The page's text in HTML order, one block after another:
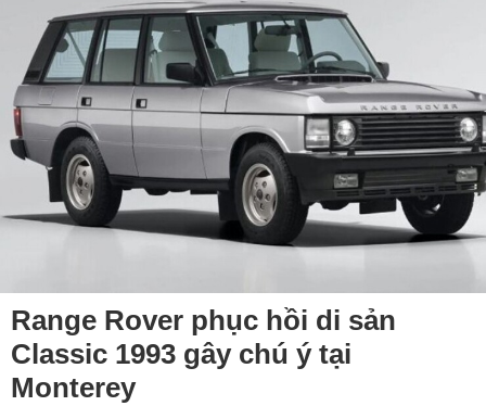
Range Rover phục hồi di sản
Classic 1993 gây chú ý tại
Monterey